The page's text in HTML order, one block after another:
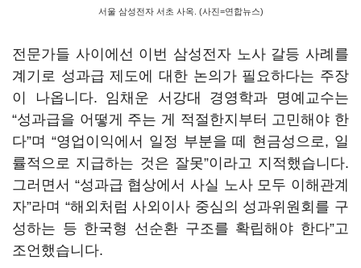
서울 삼성전자 서초 사옥. (사진=연합뉴스)
전문가들 사이에선 이번 삼성전자 노사 갈등 사례를
계기로 성과급 제도에 대한 논의가 필요하다는 주장
이 나옵니다. 임채운 서강대 경영학과 명예교수는
“성과급을 어떻게 주는 게 적절한지부터 고민해야 한
다”며 “영업이익에서 일정 부분을 떼 현금성으로, 일
률적으로 지급하는 것은 잘못”이라고 지적했습니다.
그러면서 “성과급 협상에서 사실 노사 모두 이해관계
자”라며 “해외처럼 사외이사 중심의 성과위원회를 구
성하는 등 한국형 선순환 구조를 확립해야 한다”고
조언했습니다.